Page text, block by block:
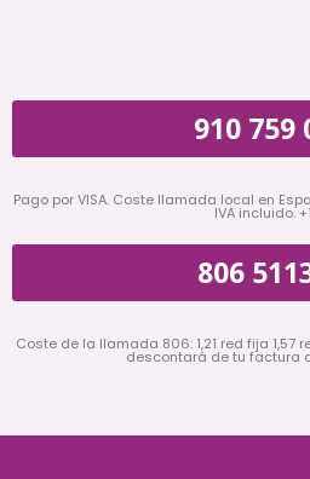
910 759
Pago por VISA. Coste llamada local en
IVA incluido.
806
Coste de la llamada 806: 1,21 red fija 1,57
descontará de tu factura